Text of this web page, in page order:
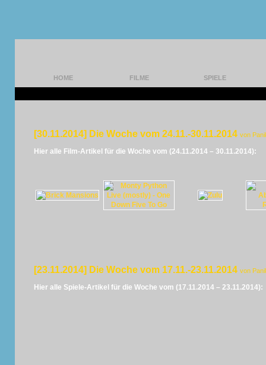
HOME FILME SPIELE
[30.11.2014] Die Woche vom 24.11.-30.11.2014 von
Hier alle Film-Artikel für die Woche vom (24.11.2014 – 30.11.2014):
[23.11.2014] Die Woche vom 17.11.-23.11.2014 von
Hier alle Spiele-Artikel für die Woche vom (17.11.2014 – 23.11.2014):